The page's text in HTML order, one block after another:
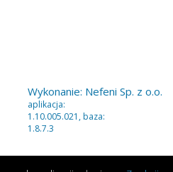
Wykonanie: Nefeni Sp. z o.o.
aplikacja:
1.10.005.021, baza:
1.8.7.3